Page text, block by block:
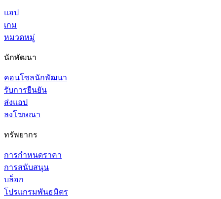
แอป
เกม
หมวดหมู่
นักพัฒนา
คอนโซลนักพัฒนา
รับการยืนยัน
ส่งแอป
ลงโฆษณา
ทรัพยากร
การกำหนดราคา
การสนับสนุน
บล็อก
โปรแกรมพันธมิตร